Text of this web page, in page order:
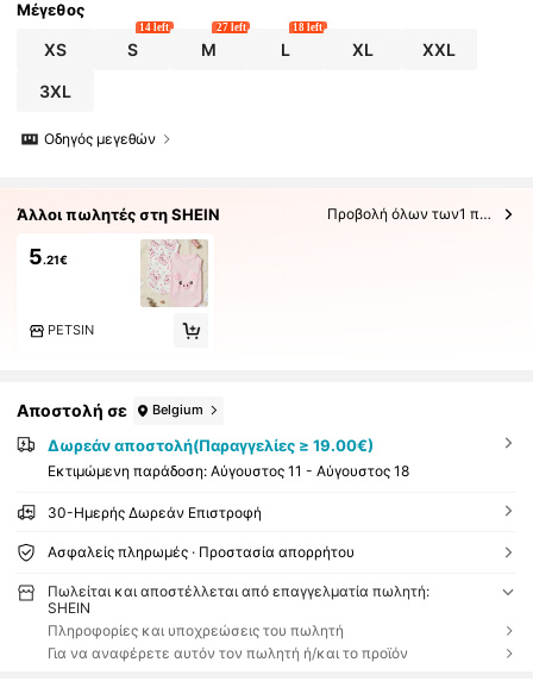
Μέγεθος
XS S
14 left
M
27 left
L
18 left
XL XXL
3XL
Οδηγός μεγεθών
Άλλοι πωλητές στη SHEIN Προβολή όλων των1 πωλητών
5.21€
PETSIN
Αποστολή σε Belgium
Δωρεάν αποστολή(Παραγγελίες ≥ 19.00€)
Εκτιμώμενη παράδοση: Αύγουστος 11 - Αύγουστος 18
30-Ημερής Δωρεάν Επιστροφή
Ασφαλείς πληρωμές · Προστασία απορρήτου
Πωλείται και αποστέλλεται από επαγγελματία πωλητή:
SHEIN
Πληροφορίες και υποχρεώσεις του πωλητή
Για να αναφέρετε αυτόν τον πωλητή ή/και το προϊόν